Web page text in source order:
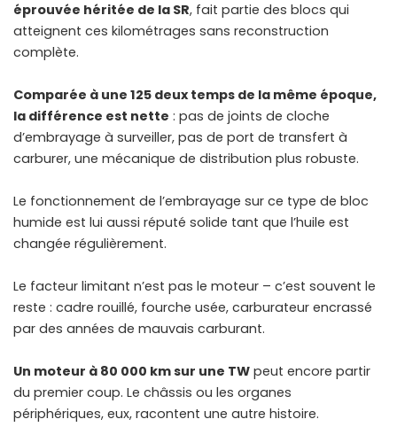
éprouvée héritée de la SR, fait partie des blocs qui
atteignent ces kilométrages sans reconstruction
complète.
Comparée à une 125 deux temps de la même époque,
la différence est nette : pas de joints de cloche
d’embrayage à surveiller, pas de port de transfert à
carburer, une mécanique de distribution plus robuste.
Le fonctionnement de l’embrayage sur ce type de bloc
humide est lui aussi réputé solide tant que l’huile est
changée régulièrement.
Le facteur limitant n’est pas le moteur – c’est souvent le
reste : cadre rouillé, fourche usée, carburateur encrassé
par des années de mauvais carburant.
Un moteur à 80 000 km sur une TW peut encore partir
du premier coup. Le châssis ou les organes
périphériques, eux, racontent une autre histoire.